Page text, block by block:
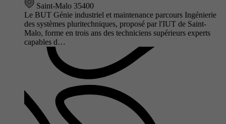
Saint-Malo 35400
Le BUT Génie industriel et maintenance parcours Ingénierie
des systèmes pluritechniques, proposé par l'IUT de Saint-
Malo, forme en trois ans des techniciens supérieurs experts
capables d…